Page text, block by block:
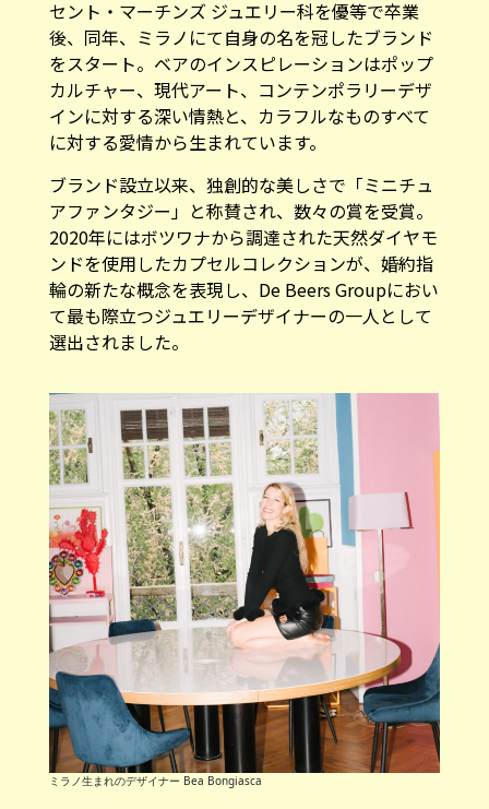
セント・マーチンズ ジュエリー科を優等で卒業
後、同年、ミラノにて自身の名を冠したブランド
をスタート。ベアのインスピレーションはポップ
カルチャー、現代アート、コンテンポラリーデザ
インに対する深い情熱と、カラフルなものすべて
に対する愛情から生まれています。
ブランド設立以来、独創的な美しさで「ミニチュ
アファンタジー」と称賛され、数々の賞を受賞。
2020年にはボツワナから調達された天然ダイヤモ
ンドを使用したカプセルコレクションが、婚約指
輪の新たな概念を表現し、De Beers Groupにおい
て最も際立つジュエリーデザイナーの一人として
選出されました。
ミラノ生まれのデザイナー Bea Bongiasca